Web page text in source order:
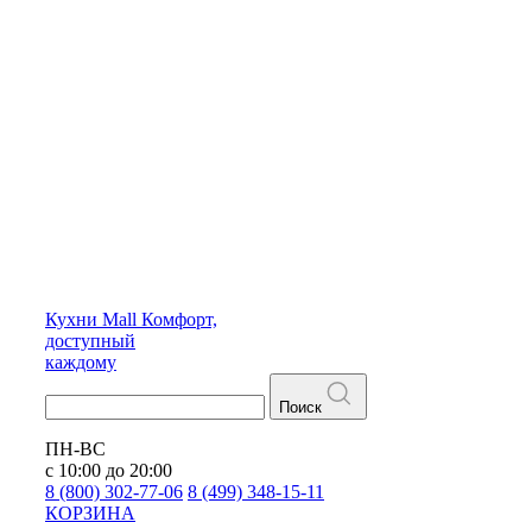
Кухни Mall Комфорт,
доступный
каждому
Поиск
ПН-ВС
с 10:00 до 20:00
8 (800) 302-77-06 8 (499) 348-15-11
КОРЗИНА